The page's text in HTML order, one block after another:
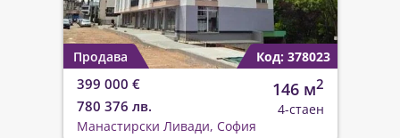
Продава Код: 378023
399 000 €
780 376 лв.
146 м2
4-стаен
Манастирски Ливади, София